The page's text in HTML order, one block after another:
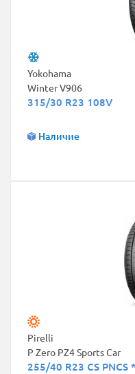
Yokohama
Winter V906
315/30 R23 108V
Наличие
Pirelli
P Zero PZ4 Sports Car
255/40 R23 CS PNCS